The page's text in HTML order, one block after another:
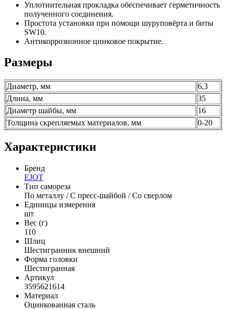
Уплотнительная прокладка обеспечивает герметичность
полученного соединения.
Простота установки при помощи шуруповёрта и биты
SW10.
Антикоррозионное цинковое покрытие.
Размеры
Диаметр, мм
6,3
Длина, мм
35
Диаметр шайбы, мм
16
Толщина скрепляемых материалов, мм
0-20
Характеристики
Бренд
EJOT
Тип самореза
По металлу / С пресс-шайбой / Со сверлом
Единицы измерения
шт
Вес (г)
110
Шлиц
Шестигранник внешний
Форма головки
Шестигранная
Артикул
3595621614
Материал
Оцинкованная сталь